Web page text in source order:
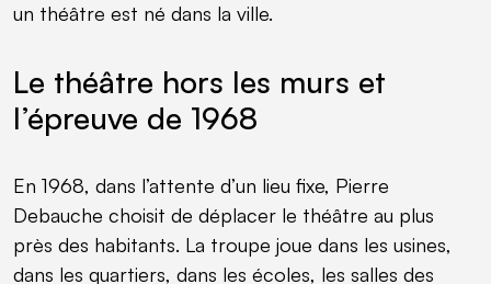
un théâtre est né dans la ville.
Le théâtre hors les murs et
l’épreuve de 1968
En 1968, dans l’attente d’un lieu fixe, Pierre
Debauche choisit de déplacer le théâtre au plus
près des habitants. La troupe joue dans les usines,
dans les quartiers, dans les écoles, les salles des